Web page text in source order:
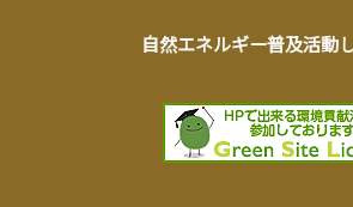
自然エネルギー普及活動し